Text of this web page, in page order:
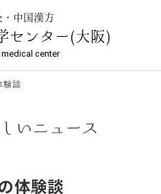
・中国漢方
センター(大阪)
center
験談
いニュース
体験談